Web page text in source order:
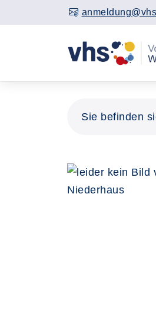
Sie befinden